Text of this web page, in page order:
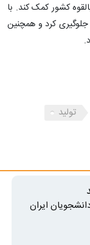
کشور کمک کند. با
کرد و همچنین
تولید
ایران